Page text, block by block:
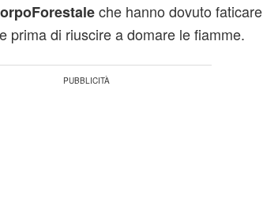
che hanno dovuto faticare
prima di riuscire a domare le fiamme.